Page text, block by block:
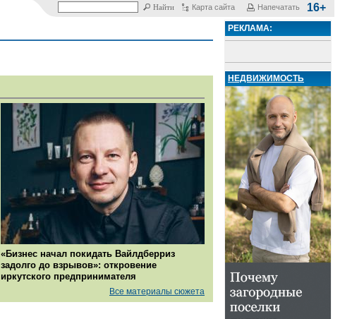
Карта сайта Напечатать 16+
«Бизнес начал покидать Вайлдберриз
задолго до взрывов»: откровение
иркутского предпринимателя
Все материалы сюжета
РЕКЛАМА:
НЕДВИЖИМОСТЬ